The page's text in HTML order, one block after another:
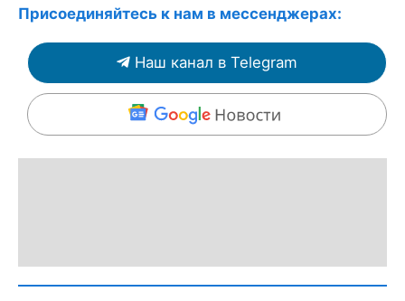
Присоединяйтесь к нам в мессенджерах:
Наш канал в Telegram